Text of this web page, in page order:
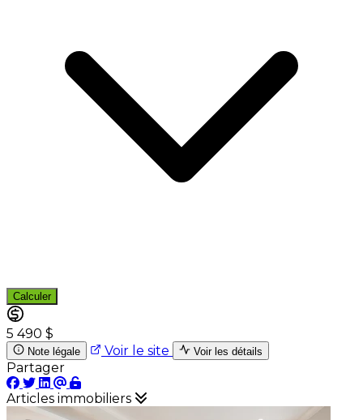
Calculer
5 490 $
Note légale Voir le site Voir les détails
Partager
Articles immobiliers